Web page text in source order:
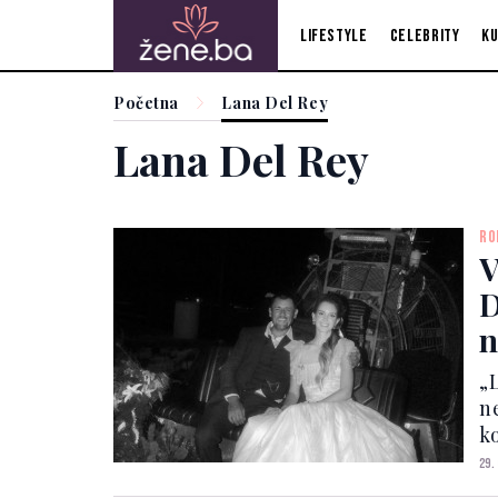
Lifestyle Celebrity
Početna Lana Del Rey
Lana Del Rey
29.